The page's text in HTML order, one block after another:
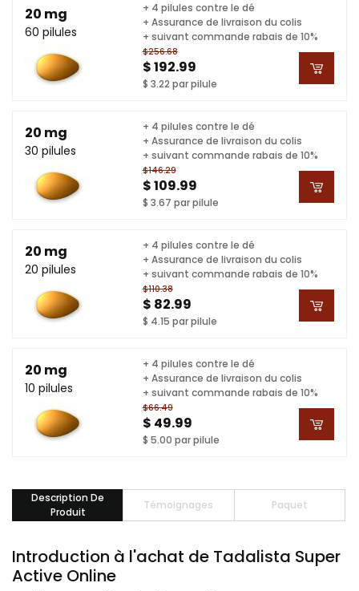
20 mg
60 pilules
$256.68
$ 192.99
$ 3.22 par pilule
+ 4 pilules contre le dé
+ Assurance de livraison du colis
+ suivant commande rabais de 10%
20 mg
30 pilules
$146.29
$ 109.99
$ 3.67 par pilule
+ 4 pilules contre le dé
+ Assurance de livraison du colis
+ suivant commande rabais de 10%
20 mg
20 pilules
$110.38
$ 82.99
$ 4.15 par pilule
+ 4 pilules contre le dé
+ Assurance de livraison du colis
+ suivant commande rabais de 10%
20 mg
10 pilules
$66.49
$ 49.99
$ 5.00 par pilule
+ 4 pilules contre le dé
+ Assurance de livraison du colis
+ suivant commande rabais de 10%
Description De
Produit
Témoignages Paquet
Introduction à l'achat de Tadalista Super
Active Online